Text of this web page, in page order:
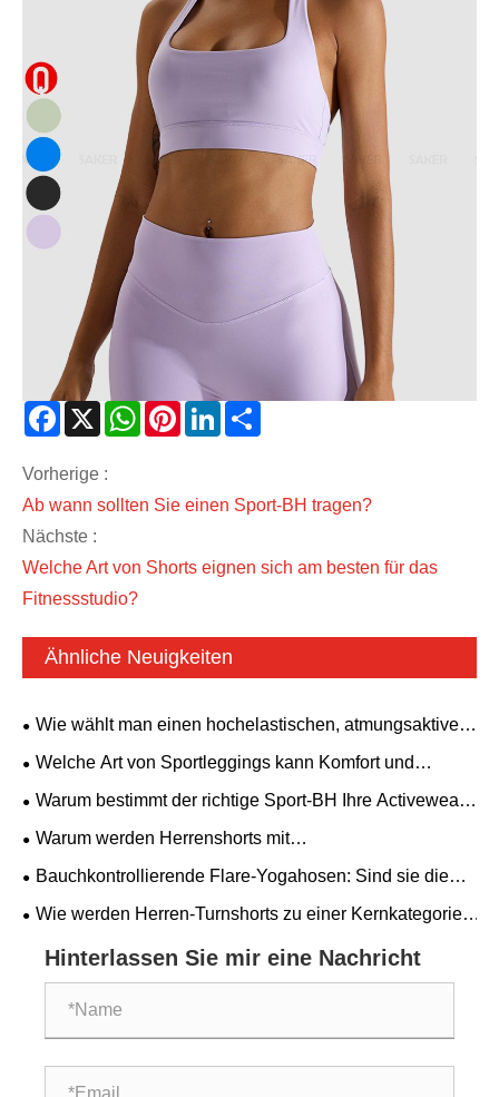
Facebook
X WhatsAppPinterestLinkedIn
Vorherige :
Ab wann sollten Sie einen Sport-BH tragen?
Nächste :
Welche Art von Shorts eignen sich am besten für das
Fitnessstudio?
Ähnliche Neuigkeiten
Wie wählt man einen hochelastischen, atmungsaktiven
Yoga-Body aus? Ein rückenfreies Modell mit
Welche Art von Sportleggings kann Komfort und
Ästhetik vereinen?
Warum bestimmt der richtige Sport-BH Ihre Activewear-
Performance?
Warum werden Herrenshorts mit
Reißverschlusstaschen zu einem Must-Have für moderne
Bauchkontrollierende Flare-Yogahosen: Sind sie die
perfekte Kombination aus Komfort und Stil?
Wie werden Herren-Turnshorts zu einer Kernkategorie
Hinterlassen Sie mir eine Nachricht